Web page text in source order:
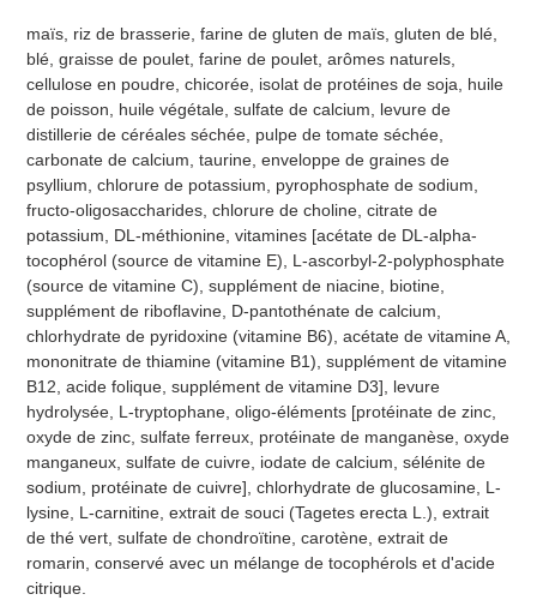
maïs, riz de brasserie, farine de gluten de maïs, gluten de blé,
blé, graisse de poulet, farine de poulet, arômes naturels,
cellulose en poudre, chicorée, isolat de protéines de soja, huile
de poisson, huile végétale, sulfate de calcium, levure de
distillerie de céréales séchée, pulpe de tomate séchée,
carbonate de calcium, taurine, enveloppe de graines de
psyllium, chlorure de potassium, pyrophosphate de sodium,
fructo-oligosaccharides, chlorure de choline, citrate de
potassium, DL-méthionine, vitamines [acétate de DL-alpha-
tocophérol (source de vitamine E), L-ascorbyl-2-polyphosphate
(source de vitamine C), supplément de niacine, biotine,
supplément de riboflavine, D-pantothénate de calcium,
chlorhydrate de pyridoxine (vitamine B6), acétate de vitamine A,
mononitrate de thiamine (vitamine B1), supplément de vitamine
B12, acide folique, supplément de vitamine D3], levure
hydrolysée, L-tryptophane, oligo-éléments [protéinate de zinc,
oxyde de zinc, sulfate ferreux, protéinate de manganèse, oxyde
manganeux, sulfate de cuivre, iodate de calcium, sélénite de
sodium, protéinate de cuivre], chlorhydrate de glucosamine, L-
lysine, L-carnitine, extrait de souci (Tagetes erecta L.), extrait
de thé vert, sulfate de chondroïtine, carotène, extrait de
romarin, conservé avec un mélange de tocophérols et d'acide
citrique.